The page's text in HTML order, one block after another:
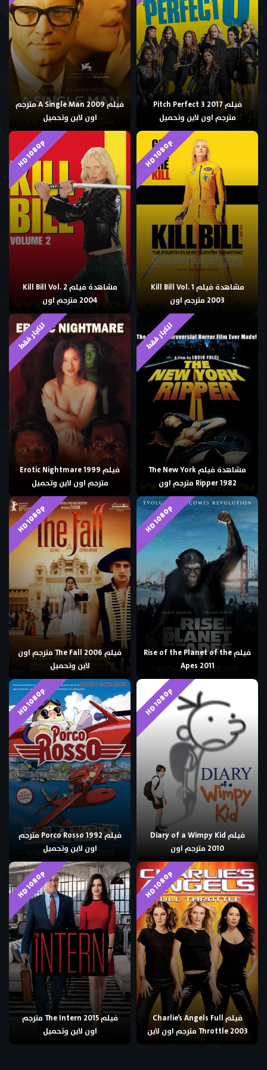
فيلم Pitch Perfect 3 2017
مترجم اون لاين وتحميل
فيلم A Single Man 2009 مترجم
اون لاين وتحميل
HD 1080p
مشاهدة فيلم Kill Bill Vol. 1
2003 مترجم اون
HD 1080p
مشاهدة فيلم Kill Bill Vol. 2
2004 مترجم اون
للكبار فقط
مشاهدة فيلم The New York
Ripper 1982 مترجم اون
للكبار فقط
فيلم Erotic Nightmare 1999
مترجم اون لاين وتحميل
HD 1080p
فيلم Rise of the Planet of the
Apes 2011
HD 1080p
فيلم The Fall 2006 مترجم اون
لاين وتحميل
HD 1080p
فيلم Diary of a Wimpy Kid
2010 مترجم اون
HD 1080p
فيلم Porco Rosso 1992 مترجم
اون لاين وتحميل
HD 1080p
فيلم Charlie’s Angels Full
Throttle 2003 مترجم اون لاين
HD 1080p
فيلم The Intern 2015 مترجم
اون لاين وتحميل